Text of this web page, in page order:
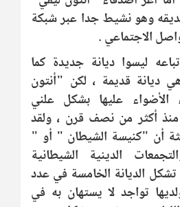
وهو نشيط جدا عبر شبكة
الاجتماعي .
ليسوا ديانة جديدة كما
ديانة قديمة ، لكن "أنتون
الأضواء عليها بشكل علني
أكثر من نصف قرن ، ولقد
أن "كنيسة الشيطان " أو "
الدينية الشيطانية
الديانة الخامسة في عدد
تواجد لا يستهان به في